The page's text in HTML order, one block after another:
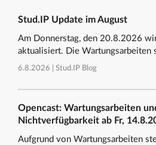
Stud.IP Update im August
Am Donnerstag, den 20.8.2026
aktualisiert. Die Wartungsarbeiten
6.8.2026 | Stud.IP Blog
Opencast: Wartungsarbeiten
Nichtverfügbarkeit ab Fr,
Aufgrund von Wartungsarbeiten